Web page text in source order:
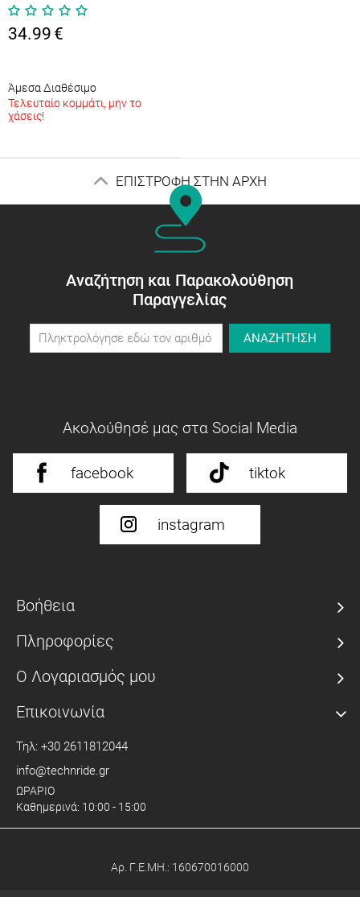
34.99 €
Άμεσα Διαθέσιμο
Τελευταίο κομμάτι, μην το
χάσεις!
ΕΠΙΣΤΡΟΦΗ ΣΤΗΝ ΑΡΧΗ
Αναζήτηση και Παρακολούθηση
Παραγγελίας
ΑΝΑΖΗΤΗΣΗ
Ακολούθησέ μας στα Social Media
facebook tiktok
instagram
Βοήθεια
Πληροφορίες
Ο Λογαριασμός μου
Επικοινωνία
Τηλ: +30 2611812044
info@technride.gr
ΩΡΑΡΙΟ
Καθημερινά: 10:00 - 15:00
Αρ. Γ.Ε.ΜΗ.: 160670016000